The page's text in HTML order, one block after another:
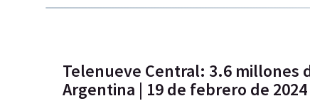
Telenueve Central: 3.6 millones
Argentina | 19 de febrero de 2024